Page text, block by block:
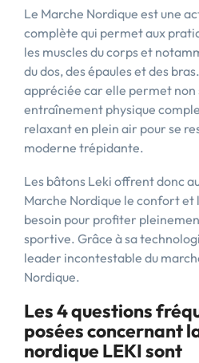
Le Marche Nordique est une
complète qui permet aux
les muscles du corps et
du dos, des épaules et des
appréciée car elle permet non
entraînement physique
relaxant en plein air pour se
moderne trépidante.
Les bâtons Leki offrent donc
Marche Nordique le confort
besoin pour profiter
sportive. Grâce à sa
leader incontestable du
Nordique.
Les 4 questions
posées concernant
nordique LEKI sont